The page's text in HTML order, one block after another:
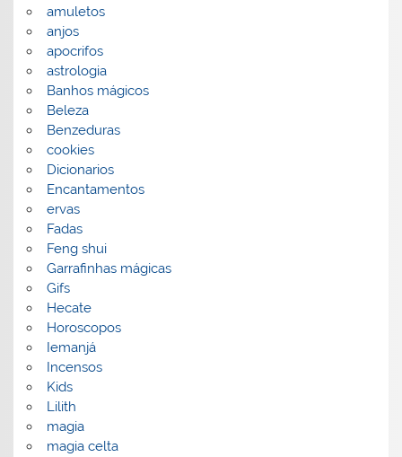
amuletos
anjos
apocrifos
astrologia
Banhos mágicos
Beleza
Benzeduras
cookies
Dicionarios
Encantamentos
ervas
Fadas
Feng shui
Garrafinhas mágicas
Gifs
Hecate
Horoscopos
Iemanjá
Incensos
Kids
Lilith
magia
magia celta